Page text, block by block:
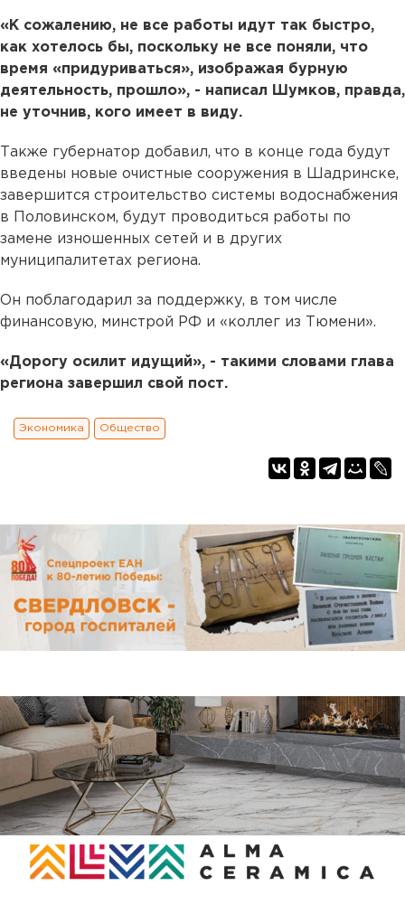
«К сожалению, не все работы идут так быстро,
как хотелось бы, поскольку не все поняли, что
время «придуриваться», изображая бурную
деятельность, прошло», - написал Шумков, правда,
не уточнив, кого имеет в виду.
Также губернатор добавил, что в конце года будут
введены новые очистные сооружения в Шадринске,
завершится строительство системы водоснабжения
в Половинском, будут проводиться работы по
замене изношенных сетей и в других
муниципалитетах региона. ⠀
Он поблагодарил за поддержку, в том числе
финансовую, минстрой РФ и «коллег из Тюмени».
«Дорогу осилит идущий», - такими словами глава
региона завершил свой пост.
Экономика Общество